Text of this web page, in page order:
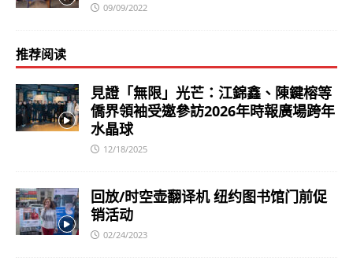
09/09/2022
推荐阅读
見證「無限」光芒：江錦鑫、陳鍵榕等
僑界領袖受邀參訪2026年時報廣場跨年
水晶球
12/18/2025
回放/时空壶翻译机 纽约图书馆门前促
销活动
02/24/2023